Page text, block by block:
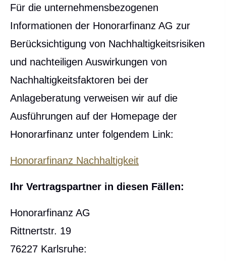
Für die unternehmensbezogenen
Informationen der Honorarfinanz AG zur
Berücksichtigung von Nachhaltigkeitsrisiken
und nachteiligen Auswirkungen von
Nachhaltigkeitsfaktoren bei der
Anlageberatung verweisen wir auf die
Ausführungen auf der Homepage der
Honorarfinanz unter folgendem Link:
Honorarfinanz Nachhaltigkeit
Ihr Vertragspartner in diesen Fällen:
Honorarfinanz AG
Rittnertstr. 19
76227 Karlsruhe: